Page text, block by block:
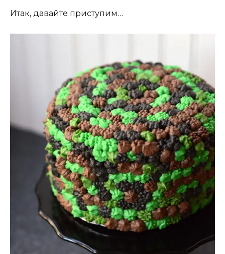
Итак, давайте приступим…